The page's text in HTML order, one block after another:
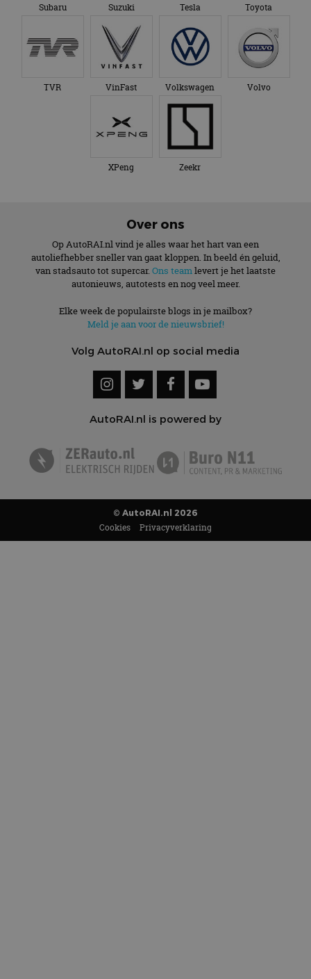
Subaru Suzuki Tesla Toyota
TVR VinFast Volkswagen Volvo
XPeng Zeekr
Over ons
Op AutoRAI.nl vind je alles waar het hart van een
autoliefhebber sneller van gaat kloppen. In beeld én geluid,
van stadsauto tot supercar. Ons teamlevert je het laatste
autonieuws, autotests en nog veel meer.
Elke week de populairste blogs in je mailbox?
Meld je aan voor de nieuwsbrief!
Volg AutoRAI.nl op social media
AutoRAI.nl is powered by
© AutoRAI.nl 2026
Cookies Privacyverklaring